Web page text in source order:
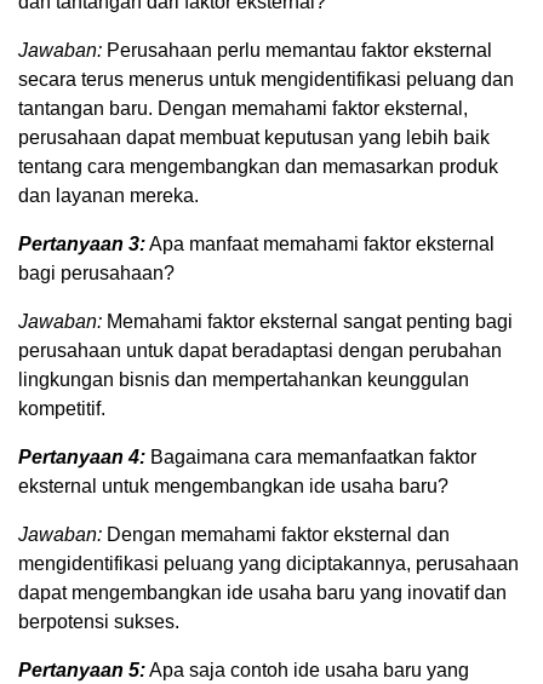
Jawaban: Perusahaan perlu memantau faktor eksternal
secara terus menerus untuk mengidentifikasi peluang dan
tantangan baru. Dengan memahami faktor eksternal,
perusahaan dapat membuat keputusan yang lebih baik
tentang cara mengembangkan dan memasarkan produk
dan layanan mereka.
Pertanyaan 3:Apa manfaat memahami faktor eksternal
bagi perusahaan?
Jawaban: Memahami faktor eksternal sangat penting bagi
perusahaan untuk dapat beradaptasi dengan perubahan
lingkungan bisnis dan mempertahankan keunggulan
kompetitif.
Pertanyaan 4: Bagaimana cara memanfaatkan faktor
eksternal untuk mengembangkan ide usaha baru?
Jawaban: Dengan memahami faktor eksternal dan
mengidentifikasi peluang yang diciptakannya, perusahaan
dapat mengembangkan ide usaha baru yang inovatif dan
berpotensi sukses.
Pertanyaan 5:Apa saja contoh ide usaha baru yang